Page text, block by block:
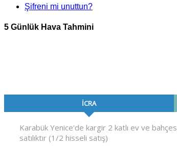
Şifreni mi unuttun?
5 Günlük Hava Tahmini